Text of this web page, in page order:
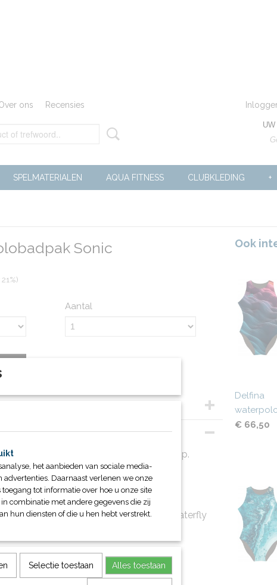
ons Recensies
SPELMATERIALEN AQUA FITNESS CLUBKLEDING +
Sonic
Aantal
maten, neem hiervoor contact met ons op.
vallen ruimer dan de Waterfly
Ook
Delfina
€ 66,50
het aanbieden van sociale media-
Daarnaast verlenen we onze
tot informatie over hoe u onze site
combinatie met andere gegevens die zij
hun diensten of die u hen hebt verstrekt.
Selectie toestaan Alles toestaan